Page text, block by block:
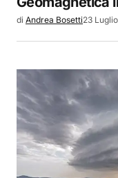
di Andrea Bosetti23